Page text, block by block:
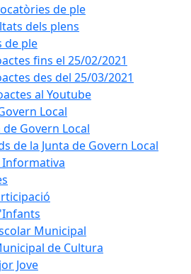
de ple
dels plens
de ple
fins el 25/02/2021
des del 25/03/2021
al Youtube
Local
de Govern Local
de la Junta de Govern Local
Informativa
Municipal
de Cultura
Jove